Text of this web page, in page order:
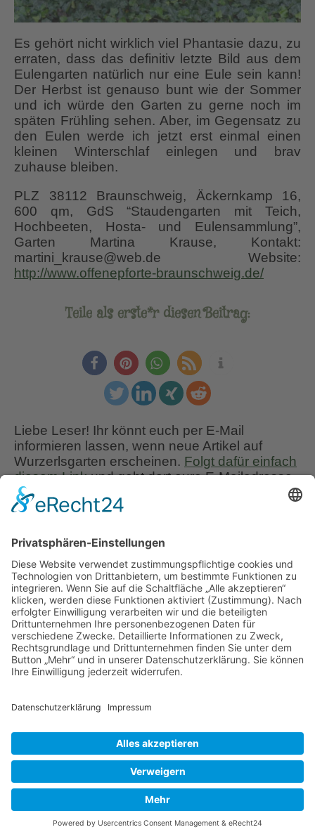
Es gehört nicht wirklich viel Phantasie dazu, zu
erraten, dass das definitiv letzte Bild aus dem
Eulengarten natürlich nur eine Eule sein kann!
Der Herbst ist genauso bunt wie der Sommer
und ich würde den Garten zu gerne noch im
späten Frühling sehen. Aber, im Gegensatz zu
den Eulen werde ich jetzt erst einmal einen
kleinen Winterschlaf einlegen und brav
zuhause bleiben.
PLZ 38112 Braunschweig, Äckernkamp 16,
600 qm, GdS “Staudengarten mit Teich,
Hochbeeten, Hosta- und Eulensammlung”,
Garten Martina Krause, Kontakt:
martini_krause@web.de Website:
http://www.offenepforte-braunschweig.de/
Teile als erste*r diesen Beitrag:
Liebe Leser! Ihr könnt euch per E-Mail
informieren lassen, wenn neue Artikel auf
Wurzerlsgarten erscheinen. Folgt dafür einfach
diesem Linkund gebt dort eure E-Mailadresse
ein.
Schlagwörter:
Eulengarten Braunschweig
Eulengarten Martina Krause,
Eulensammlung,Garten Martina Krause
Schreibe einen Kommentar
Erforderliche Felder sind mit*markiert
Kommentar*